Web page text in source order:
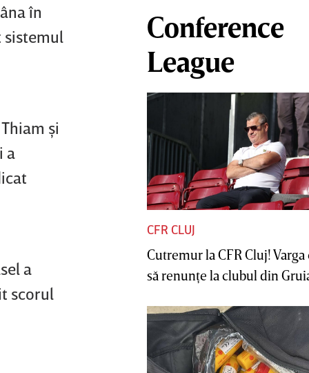
în
sistemul
şi
a
a
scorul
Conference
League
CFR CLUJ
Cutremur la CFR Cluj! Varga
să renunţe la clubul din